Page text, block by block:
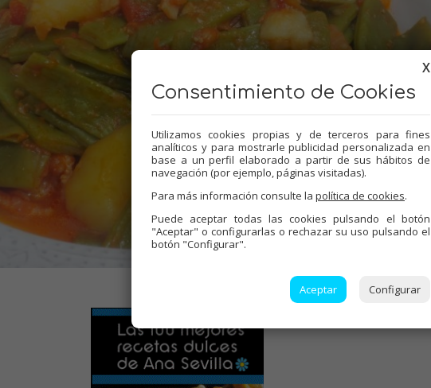
X
Consentimiento de Cookies
Utilizamos cookies propias y de terceros para fines
analíticos y para mostrarle publicidad personalizada en
base a un perfil elaborado a partir de sus hábitos de
navegación (por ejemplo, páginas visitadas).
Para más información consulte la política de cookies.
Puede aceptar todas las cookies pulsando el botón
"Aceptar" o configurarlas o rechazar su uso pulsando el
botón "Configurar".
Aceptar Configurar